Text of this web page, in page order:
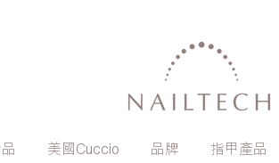
美國Cuccio 品牌 指甲產品